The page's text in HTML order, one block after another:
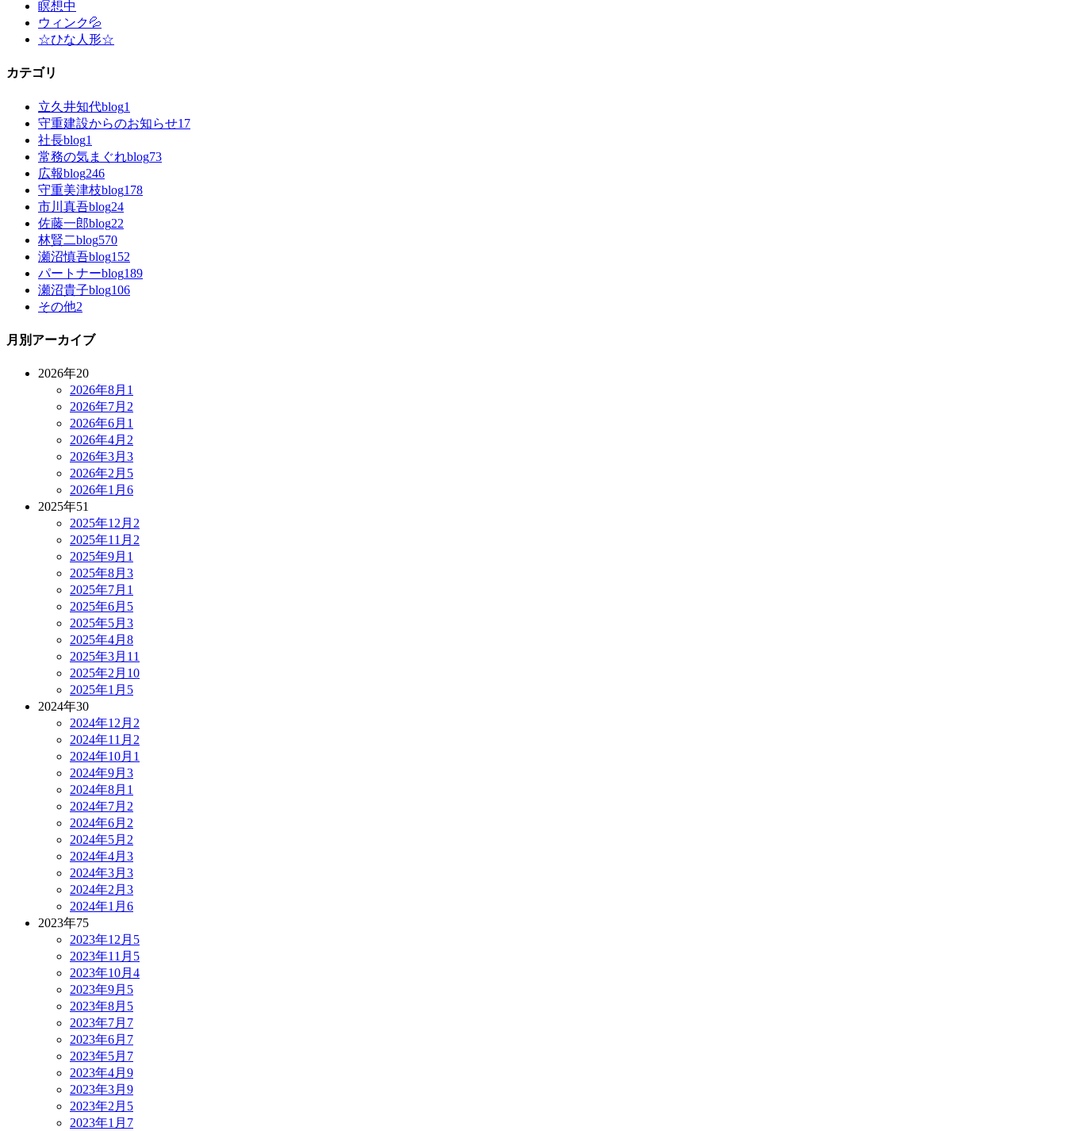
瞑想中
ウィンク💦
☆ひな人形☆
カテゴリ
立久井知代blog1
守重建設からのお知らせ17
社長blog1
常務の気まぐれblog73
広報blog246
守重美津枝blog178
市川真吾blog24
佐藤一郎blog22
林賢二blog570
瀬沼慎吾blog152
パートナーblog189
瀬沼貴子blog106
その他2
月別アーカイブ
2026年20
2026年8月 1
2026年7月 2
2026年6月 1
2026年4月 2
2026年3月 3
2026年2月 5
2026年1月 6
2025年51
2025年12月 2
2025年11月 2
2025年9月 1
2025年8月 3
2025年7月 1
2025年6月 5
2025年5月 3
2025年4月 8
2025年3月 11
2025年2月 10
2025年1月 5
2024年30
2024年12月 2
2024年11月 2
2024年10月 1
2024年9月 3
2024年8月 1
2024年7月 2
2024年6月 2
2024年5月 2
2024年4月 3
2024年3月 3
2024年2月 3
2024年1月 6
2023年75
2023年12月 5
2023年11月 5
2023年10月 4
2023年9月 5
2023年8月 5
2023年7月 7
2023年6月 7
2023年5月 7
2023年4月 9
2023年3月 9
2023年2月 5
2023年1月 7